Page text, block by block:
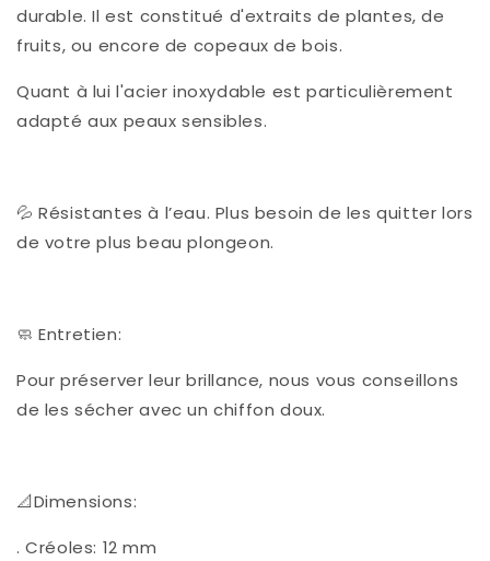
durable. Il est constitué d'extraits de plantes, de
fruits, ou encore de copeaux de bois.
Quant à lui l'acier inoxydable est particulièrement
adapté aux peaux sensibles.
💦 Résistantes à l’eau. Plus besoin de les quitter lors
de votre plus beau plongeon.
🧼 Entretien:
Pour préserver leur brillance, nous vous conseillons
de les sécher avec un chiffon doux.
📐Dimensions:
. Créoles: 12 mm